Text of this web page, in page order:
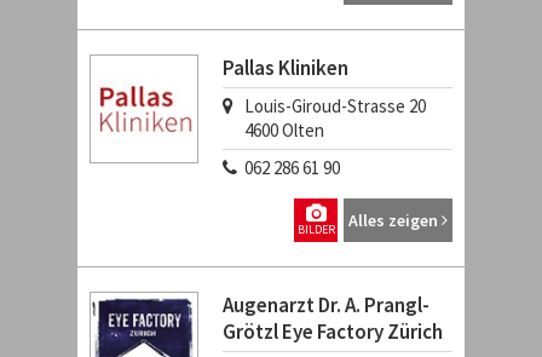
Pallas Kliniken
Louis-Giroud-Strasse 20
4600Olten
062 286 61 90
Alles zeigen
BILDER
Augenarzt Dr. A. Prangl-
Grötzl Eye Factory Zürich